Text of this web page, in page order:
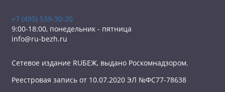
+7 (495) 539-30-20
9:00-18:00, понедельник - пятница
info@ru-bezh.ru
Сетевое издание RUБЕЖ, выдано Роскомнадзором.
Реестровая запись от 10.07.2020 ЭЛ №ФС77-78638